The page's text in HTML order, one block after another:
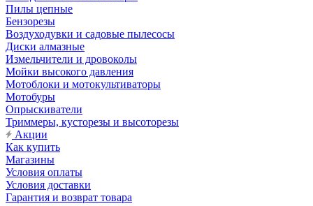
Пилы цепные
Бензорезы
Воздуходувки и садовые пылесосы
Диски алмазные
Измельчители и дровоколы
Мойки высокого давления
Мотоблоки и мотокультиваторы
Мотобуры
Опрыскиватели
Триммеры, кусторезы и высоторезы
Акции
Как купить
Магазины
Условия оплаты
Условия доставки
Гарантия и возврат товара